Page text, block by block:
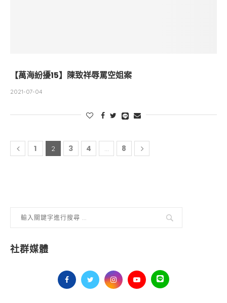
【萬海紛擾15】陳致祥辱罵空姐案
2021-07-04
1 2 3 4 ... 8
社群媒體